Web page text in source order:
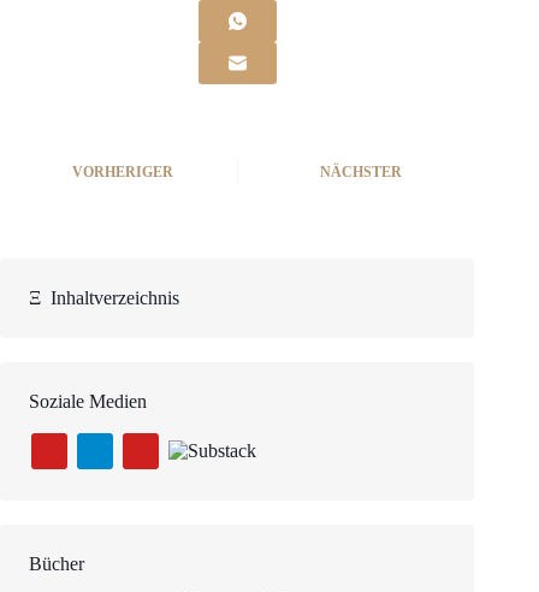
VORHERIGER NÄCHSTER
Ξ Inhaltverzeichnis
Soziale Medien
Bücher